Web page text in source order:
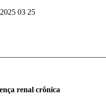
renal crônica